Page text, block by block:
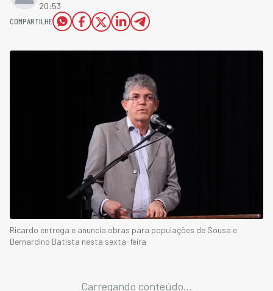
20:53
COMPARTILHE
Ricardo entrega e anuncia obras para populações de Sousa e
Bernardino Batista nesta sexta-feira
Carregando conteúdo...